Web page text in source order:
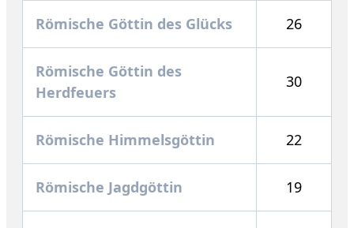
Römische Göttin des Glücks 26
Römische Göttin des
Herdfeuers
30
Römische Himmelsgöttin 22
Römische Jagdgöttin 19